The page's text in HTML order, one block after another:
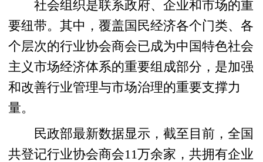
社会组织是联系政府、企业和市场的重
要纽带。其中，覆盖国民经济各个门类、各
个层次的行业协会商会已成为中国特色社会
主义市场经济体系的重要组成部分，是加强
和改善行业管理与市场治理的重要支撑力
量。
民政部最新数据显示，截至目前，全国
共登记行业协会商会11万余家，共拥有企业